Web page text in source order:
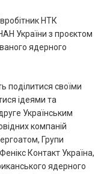
НТК
України з проєктом
ядерного
поділитися своїми
ідеями та
Українським
компаній
Групи
Контакт Україна,
ядерного